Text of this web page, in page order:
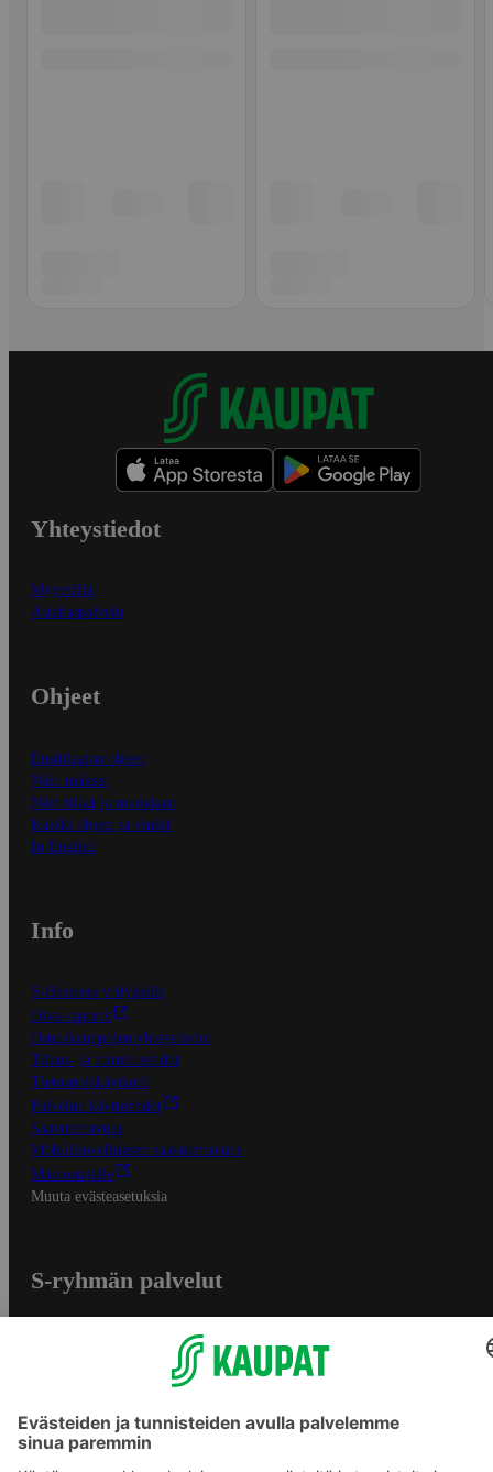
Yhteystiedot
Myymälät
Asiakaspalvelu
Ohjeet
Ensitilaajan ohjeet
Näin maksat
Näin tilaat ja muokkaat
Kaikki ohjeet ja vinkit
In English
Info
S-Business yrityksille
Oiva-raportit
Osuuskauppojen yhteystiedot
Tilaus- ja toimitusehdot
Tietosuojakäytäntö
Palvelun käyttöehdot
Saavutettavuus
Mobiilisovelluksen saavutettavuus
Mainostajalle
Muuta evästeasetuksia
S-ryhmän palvelut
Yhteishyvä Ruoka -sovellus
S-ostoslista -sovellus
Prisma.fi